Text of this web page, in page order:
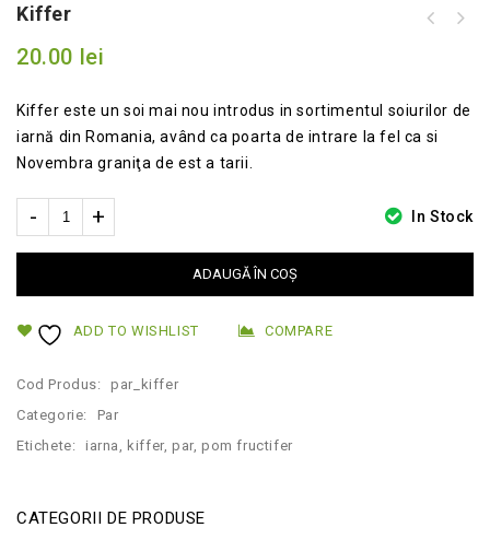
Kiffer
20.00 lei
Kiffer este un soi mai nou introdus in sortimentul soiurilor de
iarnă din Romania, având ca poarta de intrare la fel ca si
Novembra graniţa de est a tarii.
In Stock
ADAUGĂ ÎN COȘ
ADD TO WISHLIST COMPARE
Cod Produs:
par_kiffer
Categorie:
Par
Etichete:
iarna ,kiffer,par,pom fructifer
CATEGORII DE PRODUSE